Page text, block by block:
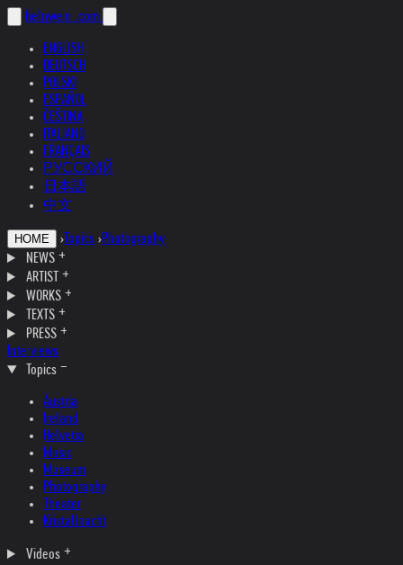
helnwein .com
ENGLISH
DEUTSCH
POLSKI
ESPAÑOL
ČEŠTINA
ITALIANO
FRANÇAIS
РУССКИЙ
日本語
中文
HOME › Topics ›Photography
NEWS
ARTIST
WORKS
TEXTS
PRESS
Interviews
Topics
Austria
Ireland
Helvetia
Music
Museum
Photography
Theater
Kristallnacht
Videos